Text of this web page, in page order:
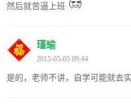
然后就苦逼上班
瑾瑜
2015-05-05 09:44
是的，老师不讲，自学可能就去